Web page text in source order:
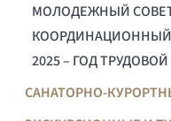
МОЛОДЕЖНЫЙ
КООРДИНАЦИОННЫЙ
2025 – ГОД
САНАТОРНО-